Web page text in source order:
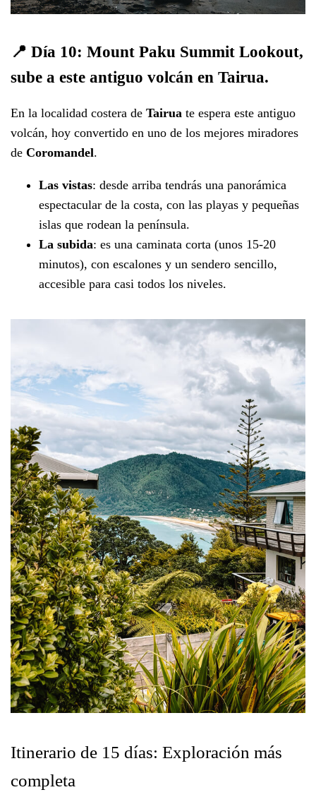
📍 Día 10: Mount Paku Summit Lookout,
sube a este antiguo volcán en Tairua.
En la localidad costera de Tairua te espera este antiguo
volcán, hoy convertido en uno de los mejores miradores
de Coromandel.
Las vistas: desde arriba tendrás una panorámica
espectacular de la costa, con las playas y pequeñas
islas que rodean la península.
La subida: es una caminata corta (unos 15-20
minutos), con escalones y un sendero sencillo,
accesible para casi todos los niveles.
Itinerario de 15 días: Exploración más
completa